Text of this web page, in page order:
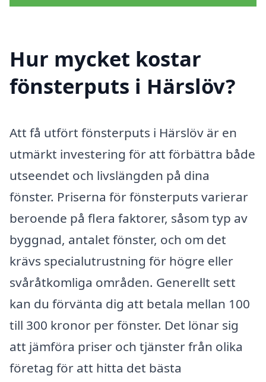
Hur mycket kostar
fönsterputs i Härslöv?
Att få utfört fönsterputs i Härslöv är en
utmärkt investering för att förbättra både
utseendet och livslängden på dina
fönster. Priserna för fönsterputs varierar
beroende på flera faktorer, såsom typ av
byggnad, antalet fönster, och om det
krävs specialutrustning för högre eller
svåråtkomliga områden. Generellt sett
kan du förvänta dig att betala mellan 100
till 300 kronor per fönster. Det lönar sig
att jämföra priser och tjänster från olika
företag för att hitta det bästa